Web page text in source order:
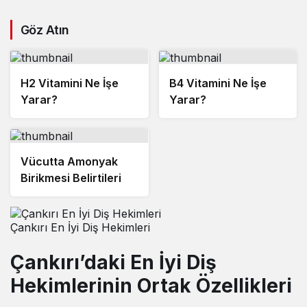
Göz Atın
H2 Vitamini Ne İşe
Yarar?
B4 Vitamini Ne İşe
Yarar?
Vücutta Amonyak
Birikmesi Belirtileri
Çankırı En İyi Diş Hekimleri
Çankırı’daki En İyi Diş
Hekimlerinin Ortak Özellikleri